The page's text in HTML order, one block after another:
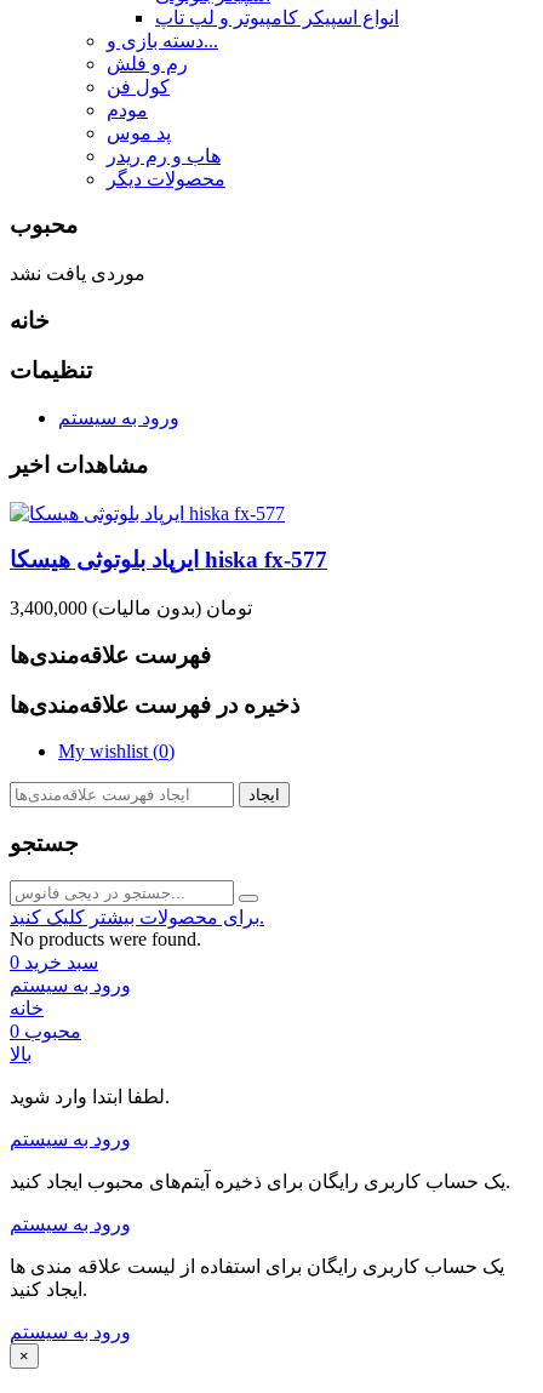
انواع اسپیکر کامپیوتر و لپ تاپ
دسته بازی و...
رم و فلش
کول فن
مودم
پد موس
هاب و رم ریدر
محصولات دیگر
محبوب
موردی یافت نشد
خانه
تنظیمات
ورود به سیستم
مشاهدات اخیر
ایرپاد بلوتوثی هیسکا hiska fx-577
3,400,000 تومان (بدون مالیات)
فهرست علاقه‌مندی‌ها
ذخیره در فهرست علاقه‌مندی‌ها
My wishlist (0)
ایجاد
جستجو
برای محصولات بیشتر کلیک کنید.
No products were found.
سبد خرید 0
ورود به سیستم
خانه
محبوب 0
بالا
لطفا ابتدا وارد شوید.
ورود به سیستم
یک حساب کاربری رایگان برای ذخیره آیتم‌های محبوب ایجاد کنید.
ورود به سیستم
یک حساب کاربری رایگان برای استفاده از لیست علاقه مندی ها
ایجاد کنید.
ورود به سیستم
×